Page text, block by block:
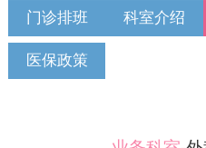
门诊排班 科室介绍
医保政策